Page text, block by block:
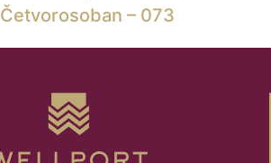
Četvorosoban – 073